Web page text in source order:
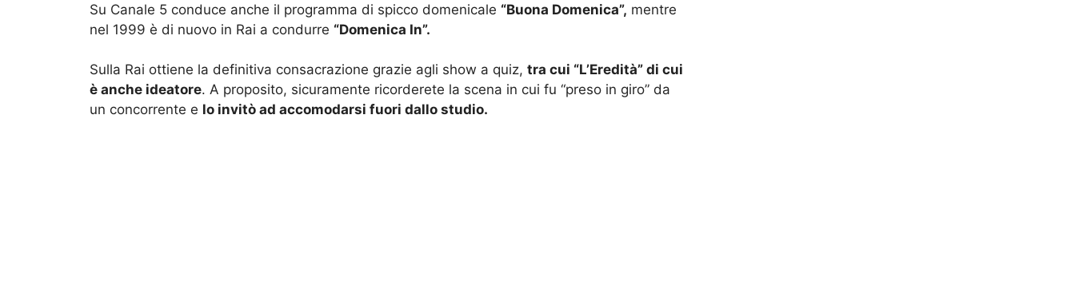
Su Canale 5 conduce anche il programma di spicco domenicale “Buona Domenica”, mentre
nel 1999 è di nuovo in Rai a condurre “Domenica In”.
Sulla Rai ottiene la definitiva consacrazione grazie agli show a quiz, tra cui “L’Eredità” di cui
è anche ideatore. A proposito, sicuramente ricorderete la scena in cui fu “preso in giro” da
un concorrente e lo invitò ad accomodarsi fuori dallo studio.